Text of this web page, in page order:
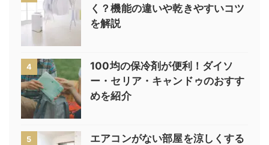
く？機能の違いや乾きやすいコツ
を解説
4
100均の保冷剤が便利！ダイソ
ー・セリア・キャンドゥのおすす
めを紹介
5 エアコンがない部屋を涼しくする